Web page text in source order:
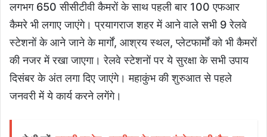
लगभग 650 सीसीटीवी कैमरों के साथ पहली बार 100 एफआर
कैमरे भी लगाए जाएंगे। प्रयागराज शहर में आने वाले सभी 9 रेलवे
स्टेशनों के आने जाने के मार्गों, आश्रय स्थल, प्लेटफार्मों को भी कैमरों
की नजर में रखा जाएगा। रेलवे स्टेशनों पर ये सुरक्षा के सभी उपाय
दिसंबर के अंत लगा दिए जाएंगे। महाकुंभ की शुरुआत से पहले
जनवरी में ये कार्य करने लगेंगे।